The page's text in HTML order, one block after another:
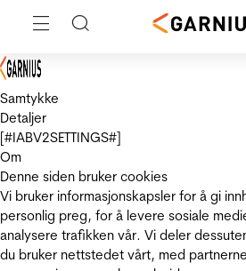
Samtykke
Detaljer
[#IABV2SETTINGS#]
Om
Denne siden bruker cookies
Vi bruker informasjonskapsler for å gi
personlig preg, for å levere sosiale
analysere trafikken vår. Vi deler
du bruker nettstedet vårt, med